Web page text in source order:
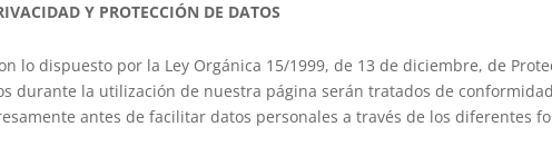
Y PROTECCIÓN DE DATOS
lo dispuesto por la Ley Orgánica 15/1999, de 13 de diciembre, de
durante la utilización de nuestra página serán tratados de
antes de facilitar datos personales a través de los diferentes